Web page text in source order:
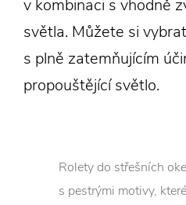
v kombinaci s vhodně
světla. Můžete si
s plně zatemňujícím
propouštějící světlo.
Rolety do střešních
s pestrými motivy,